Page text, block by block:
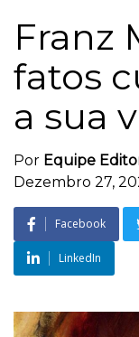
Franz
fatos
a sua
Por Equipe
Dezembro 27,
Facebook
LinkedIn